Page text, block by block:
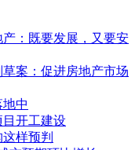
：既要发展，又要安
案：促进房地产市场
中
开工建设
样预判